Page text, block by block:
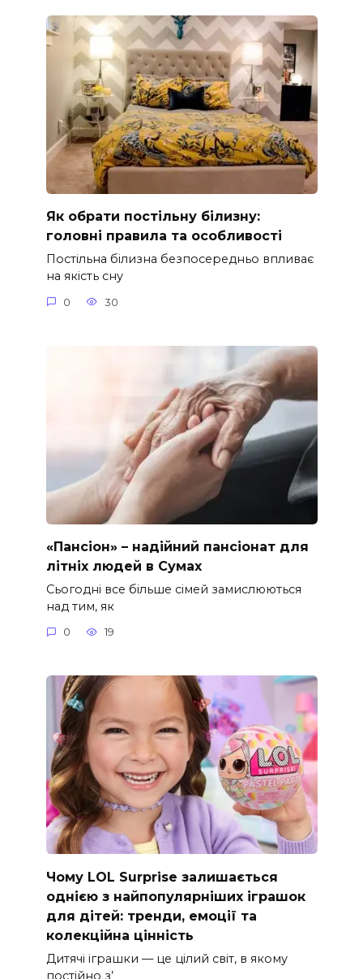
Як обрати постільну білизну:
головні правила та особливості
Постільна білизна безпосередньо впливає
на якість сну
0 30
«Пансіон» – надійний пансіонат для
літніх людей в Сумах
Сьогодні все більше сімей замислюються
над тим, як
0 19
Чому LOL Surprise залишається
однією з найпопулярніших іграшок
для дітей: тренди, емоції та
колекційна цінність
Дитячі іграшки — це цілий світ, в якому
постійно з’